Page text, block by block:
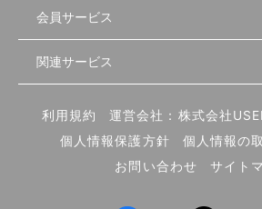
セミナー情報
セミナー動画
物件を探す
首都圏
北海道
先輩開業者の声
開業・経営に関する記事
編集ポリシー
業態別の開業方法
店舗運営
物件
内装・設備
食材・仕入れ
会員サービス
会員登録
ログイン
関連サービス
飲食店サクセスガイド（外部サイト）
利用規約 運営会社：株式会社
個人情報保護方針
個人情報の
お問い合わせ
サイト